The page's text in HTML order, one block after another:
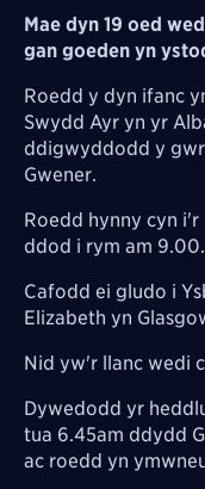
Mae dyn 19 oed
gan goeden yn
Roedd y dyn ifanc
Swydd Ayr yn yr
ddigwyddodd y
Gwener.
Roedd hynny cyn
ddod i rym am 9.00.
Cafodd ei gludo i
Elizabeth yn
Nid yw'r llanc wedi
Dywedodd yr
tua 6.45am ddydd
ac roedd yn